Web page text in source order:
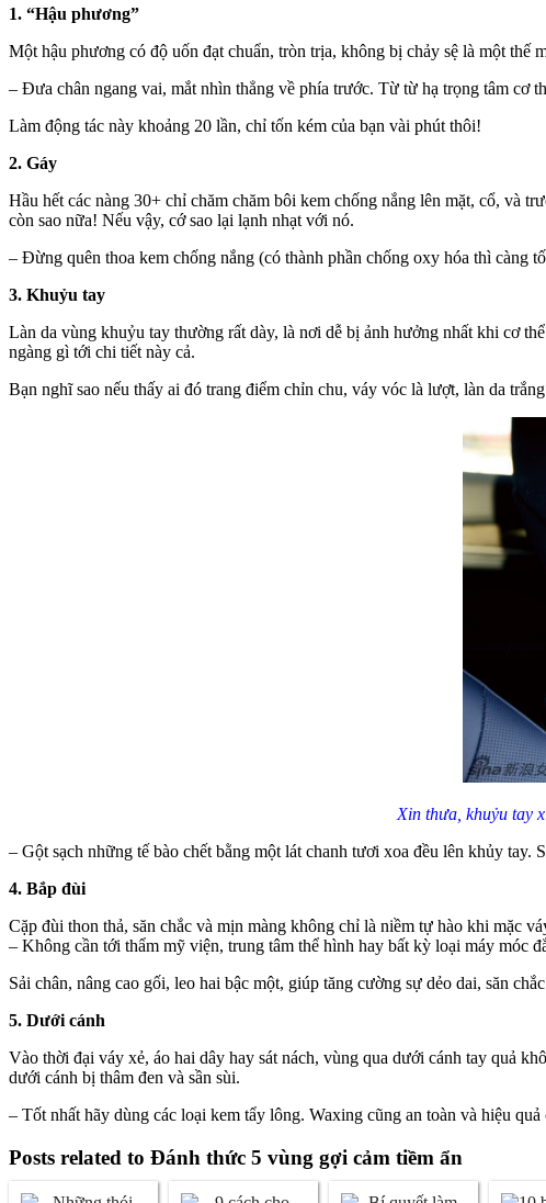
1. “Hậu phương”
Một hậu phương có độ uốn đạt chuẩn, tròn trịa, không bị chảy sệ là một
– Đưa chân ngang vai, mắt nhìn thẳng về phía trước. Từ từ hạ trọng tâm cơ
Làm động tác này khoảng 20 lần, chỉ tốn kém của bạn vài phút thôi!
2. Gáy
Hầu hết các nàng 30+ chỉ chăm chăm bôi kem chống nắng lên mặt, cổ, và
còn sao nữa! Nếu vậy, cớ sao lại lạnh nhạt với nó.
– Đừng quên thoa kem chống nắng (có thành phần chống oxy hóa thì càng
3. Khuỷu tay
Làn da vùng khuỷu tay thường rất dày, là nơi dễ bị ảnh hưởng nhất khi cơ
ngàng gì tới chi tiết này cả.
Bạn nghĩ sao nếu thấy ai đó trang điểm chỉn chu, váy vóc là lượt, làn da
Xin thưa, khuỷu tay
– Gột sạch những tế bào chết bằng một lát chanh tươi xoa đều lên khủy
4. Bắp đùi
Cặp đùi thon thả, săn chắc và mịn màng không chỉ là niềm tự hào khi mặc
– Không cần tới thẩm mỹ viện, trung tâm thể hình hay bất kỳ loại máy móc
Sải chân, nâng cao gối, leo hai bậc một, giúp tăng cường sự dẻo dai, săn
5. Dưới cánh
Vào thời đại váy xẻ, áo hai dây hay sát nách, vùng qua dưới cánh tay quả
dưới cánh bị thâm đen và sần sùi.
– Tốt nhất hãy dùng các loại kem tẩy lông. Waxing cũng an toàn và hiệu
Posts related to Đánh thức 5 vùng gợi cảm tiềm ẩn